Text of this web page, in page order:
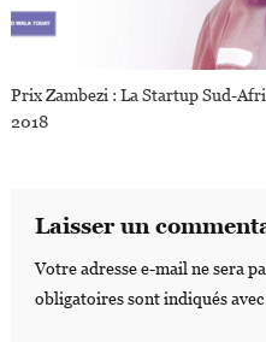
Prix Zambezi : La Startup Sud-
2018
Laisser un
Votre adresse e-mail ne sera
obligatoires sont indiqués avec